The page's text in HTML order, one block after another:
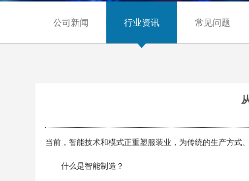
公司新闻 行业资讯 常见问题
当前，智能技术和模式正重塑服装业，为传统的生产方式
什么是智能制造？